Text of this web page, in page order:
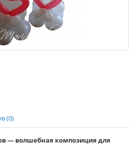
(0)
— волшебная композиция для